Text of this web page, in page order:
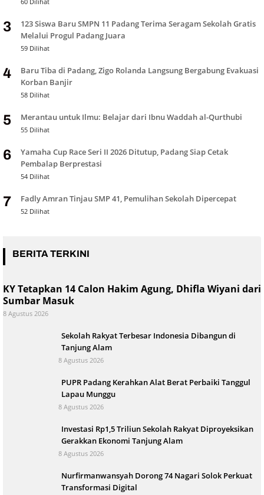
3
123 Siswa Baru SMPN 11 Padang Terima Seragam Sekolah Gratis
Melalui Progul Padang Juara
59 Dilihat
4
Baru Tiba di Padang, Zigo Rolanda Langsung Bergabung Evakuasi
Korban Banjir
58 Dilihat
5 Merantau untuk Ilmu: Belajar dari Ibnu Waddah al-Qurthubi
55 Dilihat
6
Yamaha Cup Race Seri II 2026 Ditutup, Padang Siap Cetak
Pembalap Berprestasi
54 Dilihat
7 Fadly Amran Tinjau SMP 41, Pemulihan Sekolah Dipercepat
52 Dilihat
BERITA TERKINI
KY Tetapkan 14 Calon Hakim Agung, Dhifla Wiyani dari
Sumbar Masuk
8 Agustus 2026
Sekolah Rakyat Terbesar Indonesia Dibangun di
Tanjung Alam
8 Agustus 2026
PUPR Padang Kerahkan Alat Berat Perbaiki Tanggul
Lapau Munggu
8 Agustus 2026
Investasi Rp1,5 Triliun Sekolah Rakyat Diproyeksikan
Gerakkan Ekonomi Tanjung Alam
8 Agustus 2026
Nurfirmanwansyah Dorong 74 Nagari Solok Perkuat
Transformasi Digital